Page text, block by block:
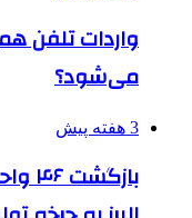
واردات تلفن
می‌شود؟
3 هفته پیش